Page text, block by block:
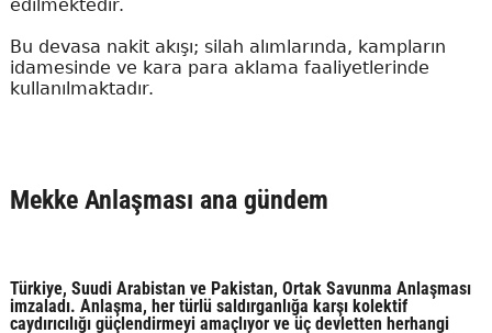
edilmektedir.
Bu devasa nakit akışı; silah alımlarında, kampların
idamesinde ve kara para aklama faaliyetlerinde
kullanılmaktadır.
Mekke Anlaşması ana gündem
Türkiye, Suudi Arabistan ve Pakistan, Ortak Savunma Anlaşması
imzaladı. Anlaşma, her türlü saldırganlığa karşı kolektif
caydırıcılığı güçlendirmeyi amaçlıyor ve üç devletten herhangi